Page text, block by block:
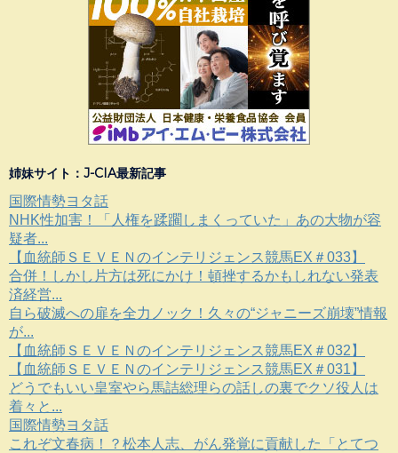
姉妹サイト：J-CIA最新記事
国際情勢ヨタ話
NHK性加害！「人権を蹂躙しまくっていた」あの大物が容
疑者...
【血統師ＳＥＶＥＮのインテリジェンス競馬EX＃033】
合併！しかし片方は死にかけ！頓挫するかもしれない発表
済経営...
自ら破滅への扉を全力ノック！久々の“ジャニーズ崩壊”情報
が...
【血統師ＳＥＶＥＮのインテリジェンス競馬EX＃032】
【血統師ＳＥＶＥＮのインテリジェンス競馬EX＃031】
どうでもいい皇室やら馬詰総理らの話しの裏でクソ役人は
着々と...
国際情勢ヨタ話
これぞ文春病！？松本人志、がん発覚に貢献した「とてつ